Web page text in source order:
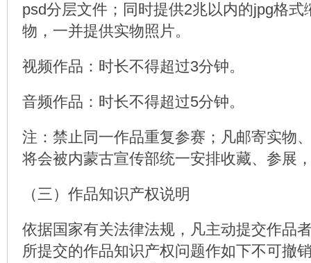
psd分层文件；同时提供2兆以内的jpg格式
物，一并提供实物照片。
视频作品：时长不得超过3分钟。
音频作品：时长不得超过5分钟。
注：禁止同一作品重复参赛；凡邮寄实物
将会被内蒙古宣传部统一安排收藏、参展
（三）作品知识产权说明
依据国家有关法律法规，凡主动提交作品
所提交的作品知识产权问题作如下不可撤